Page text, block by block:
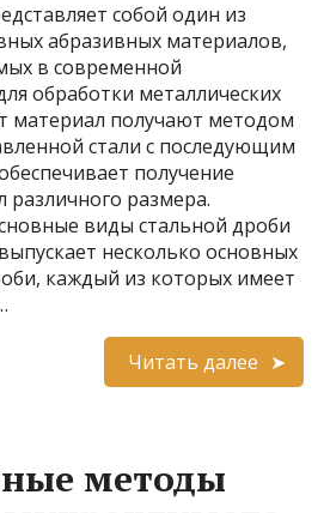
собой один из
абразивных материалов,
в современной
обработки металлических
материал получают методом
стали с последующим
получение
различного размера.
виды стальной дроби
несколько основных
каждый из которых имеет
Читать далее
методы